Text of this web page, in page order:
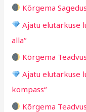
f
o
r
:
Kõrgema
Ajatu elutarkuse
alla“
Kõrgema
Ajatu elutarkuse
kompass“
Kõrgema
i
d